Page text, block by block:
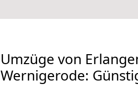
Umzüge von
Wernigerode: